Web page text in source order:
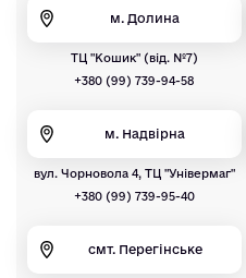
м. Долина
ТЦ "Кошик" (від. №7)
+380 (99) 739-94-58
м. Надвірна
вул. Чорновола 4, ТЦ "Універмаг"
+380 (99) 739-95-40
смт. Перегінське